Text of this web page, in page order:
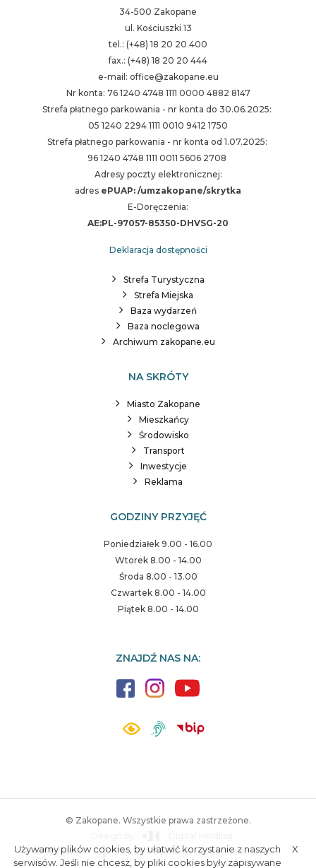
34-500 Zakopane
ul. Kościuszki 13
tel.: (+48) 18 20 20 400
fax.: (+48) 18 20 20 444
e-mail: office@zakopane.eu
Nr konta: 76 1240 4748 1111 0000 4882 8147
Strefa płatnego parkowania - nr konta do 30.06.2025:
05 1240 2294 1111 0010 9412 1750
Strefa płatnego parkowania - nr konta od 1.07.2025:
96 1240 4748 1111 0011 5606 2708
Adresy poczty elektronicznej:
adres ePUAP: /umzakopane/skrytka
E-Doręczenia:
AE:PL-97057-85350-DHVSG-20
Deklaracja dostępności
Strefa Turystyczna
Strefa Miejska
Baza wydarzeń
Baza noclegowa
Archiwum zakopane.eu
NA SKRÓTY
Miasto Zakopane
Mieszkańcy
Środowisko
Transport
Inwestycje
Reklama
GODZINY PRZYJĘĆ
Poniedziałek 9.00 - 16.00
Wtorek 8.00 - 14.00
Środa 8.00 - 13.00
Czwartek 8.00 - 14.00
Piątek 8.00 - 14.00
ZNAJDŹ NAS NA:
© Zakopane. Wszystkie prawa zastrzeżone.
Wykonanie:
ESC SA - Aplikacje i strony internetowe
Używamy plików cookies, by ułatwić korzystanie z naszych
serwisów. Jeśli nie chcesz, by pliki cookies były zapisywane
X